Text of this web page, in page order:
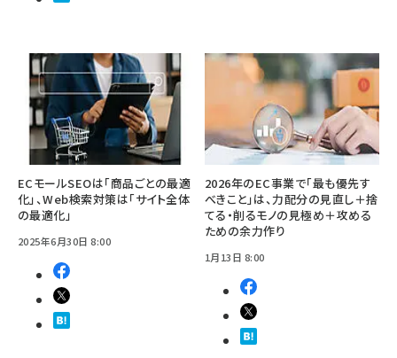
ECモールSEOは「商品ごとの最適
化」、Web検索対策は「サイト全体
の最適化」
2025年6月30日 8:00
2026年のEC事業で「最も優先す
べきこと」は、力配分の見直し＋捨
てる・削るモノの見極め＋攻める
ための余力作り
1月13日 8:00